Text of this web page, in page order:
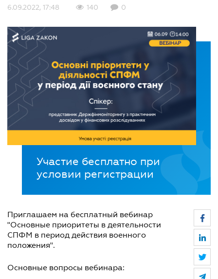
6.09.2022, 17:48 140 0
Участие бесплатно при
условии регистрации
Приглашаем на бесплатный вебинар
"Основные приоритеты в деятельности
СПФМ в период действия военного
положения".
Основные вопросы вебинара: